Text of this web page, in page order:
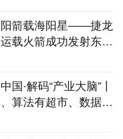
阳箭载海阳星——捷龙
载火箭成功发射东方
国·解码“产业大脑”丨
算法有超市、数据不